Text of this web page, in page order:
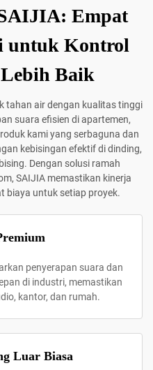
Empat
untuk Kontrol
Baik
tahan air dengan kualitas tinggi
suara efisien di apartemen,
kami yang serbaguna dan
kebisingan efektif di dinding,
Dengan solusi ramah
SAIJIA memastikan kinerja
biaya untuk setiap proyek.
penyerapan suara dan
di industri, memastikan
kantor, dan rumah.
Luar Biasa